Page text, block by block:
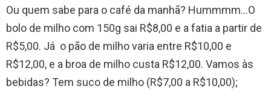
Ou quem sabe para o café da manhã? Hummmm…O
bolo de milho com 150g sai R$8,00 e a fatia a partir de
R$5,00. Já o pão de milho varia entre R$10,00 e
R$12,00, e a broa de milho custa R$12,00. Vamos às
bebidas? Tem suco de milho (R$7,00 a R$10,00);